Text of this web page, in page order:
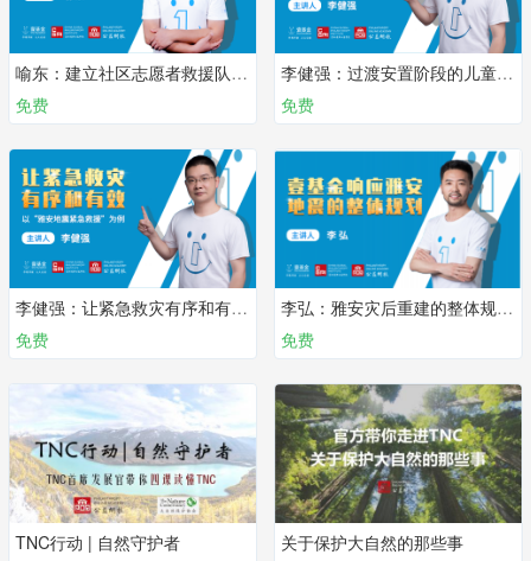
喻东：建立社区志愿者救援队伍 | 第四课
免费
李健强：过渡安置阶段的儿童服务 | 第三课
免费
李健强：让紧急救灾有序和有效 | 第二课
免费
李弘：雅安灾后重建的整体规划 | 第一课
免费
TNC行动 | 自然守护者
关于保护大自然的那些事